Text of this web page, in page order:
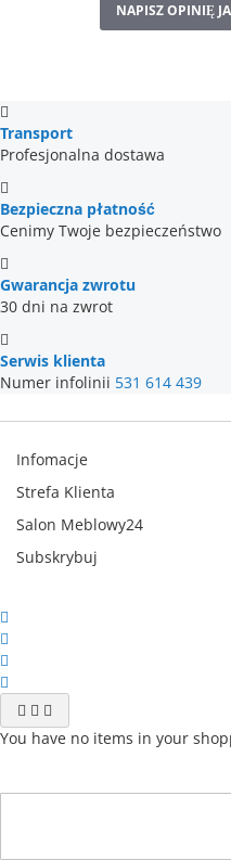
NAPISZ OPINIĘ
Transport
Profesjonalna dostawa
Bezpieczna płatność
Cenimy Twoje bezpieczeństwo
Gwarancja zwrotu
30 dni na zwrot
Serwis klienta
Numer infolinii 531 614 439
Infomacje
Strefa Klienta
Salon Meblowy24
Subskrybuj
You have no items in your